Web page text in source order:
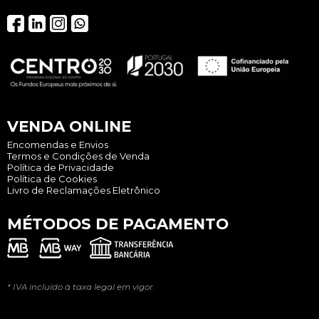
VENDA ONLINE
Encomendas e Envios
Termos e Condições de Venda
Política de Privacidade
Política de Cookies
Livro de Reclamações Eletrônico
MÉTODOS DE PAGAMENTO
* IVA incluído à taxa legal em vigor.